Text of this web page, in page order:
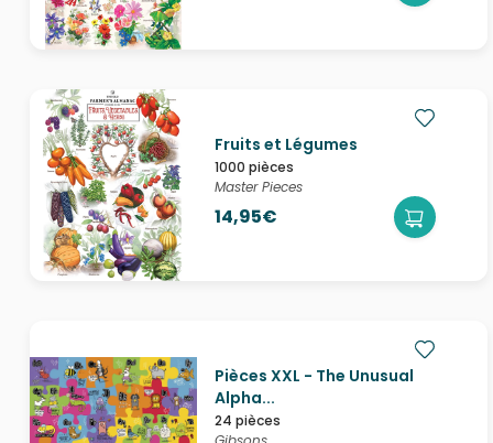
Fruits et Légumes
1000 pièces
Master Pieces
14,95€
Pièces XXL - The Unusual
Alpha...
24 pièces